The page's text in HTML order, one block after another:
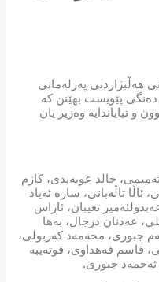
هەڵبژاردنی پەرلەمانی
دەنگی پێویست بهێنن کە
و تیایاندایە وەزیر یان
خالد عوبەیدی، کازم
تاڵەبانی، سارە ئەیاد
تعیبان، ئاراس
عەدنان درجال، بەها
جبوری، محەمەد کەربولی،
قاسم فەهداوی، قوتەیبە
جبوری.